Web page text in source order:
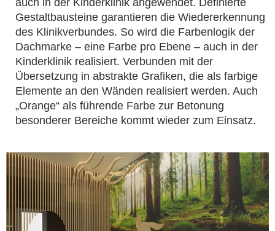
auch in der Kinderklinik angewendet. Definierte
Gestaltbausteine garantieren die Wiedererkennung
des Klinikverbundes. So wird die Farbenlogik der
Dachmarke – eine Farbe pro Ebene – auch in der
Kinderklinik realisiert. Verbunden mit der
Übersetzung in abstrakte Grafiken, die als farbige
Elemente an den Wänden realisiert werden. Auch
„Orange“ als führende Farbe zur Betonung
besonderer Bereiche kommt wieder zum Einsatz.